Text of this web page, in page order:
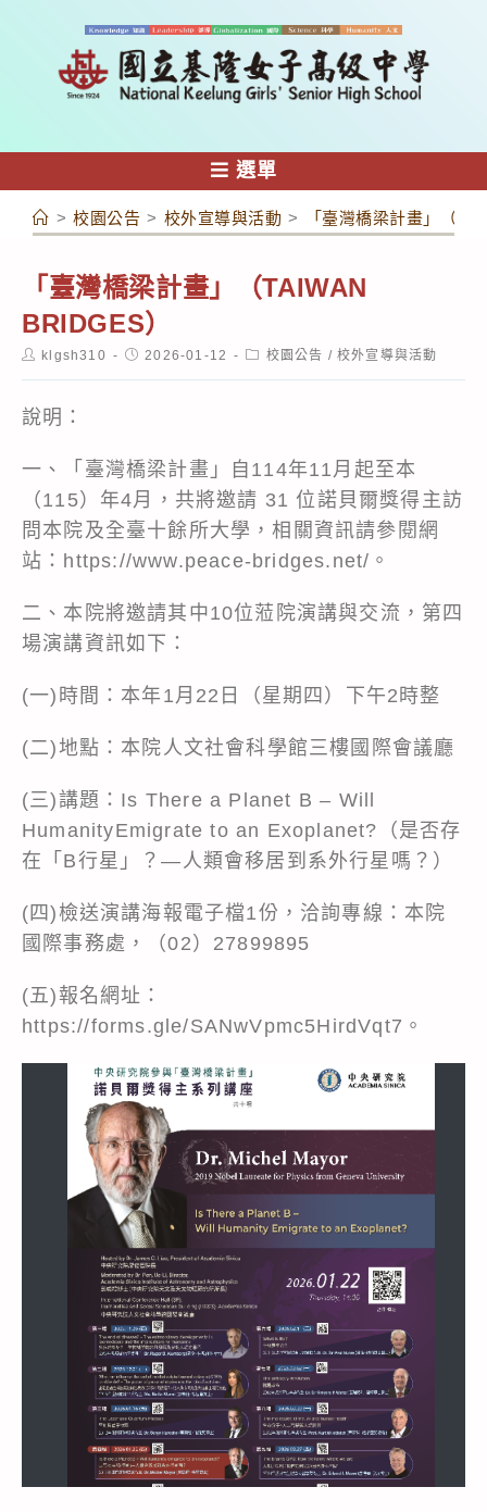
容
選單
> 校園公告 > 校外宣導與活動 > 「臺灣橋梁計畫」（
「臺灣橋梁計畫」（TAIWAN
BRIDGES）
Postklgsh310
Post2026-01-12
Post校園公告 / 校外宣導與活動
說明：
一、「臺灣橋梁計畫」自114年11月起至本
（115）年4月，共將邀請 31 位諾貝爾獎得主訪
問本院及全臺十餘所大學，相關資訊請參閱網
站： https://www.peace-bridges.net/ 。
二、本院將邀請其中10位蒞院演講與交流，第四
場演講資訊如下：
(一)時間：本年1月22日（星期四）下午2時整
(二)地點：本院人文社會科學館三樓國際會議廳
(三)講題：Is There a Planet B – Will
HumanityEmigrate to an Exoplanet?（是否存
在「B行星」？—人類會移居到系外行星嗎？）
(四)檢送演講海報電子檔1份，洽詢專線：本院
國際事務處，（02）27899895
(五)報名網址：
https://forms.gle/SANwVpmc5HirdVqt7 。